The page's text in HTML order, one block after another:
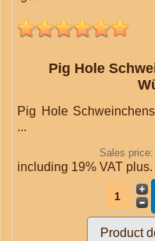
Pig Hole
Pig Hole
...
Sales price:
including 19% VAT
Product